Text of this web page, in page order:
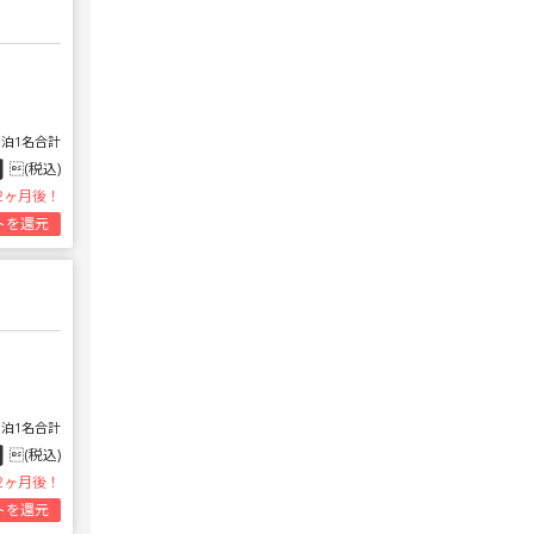
1名合計
(税込)
月後！
を還元
1名合計
(税込)
月後！
を還元